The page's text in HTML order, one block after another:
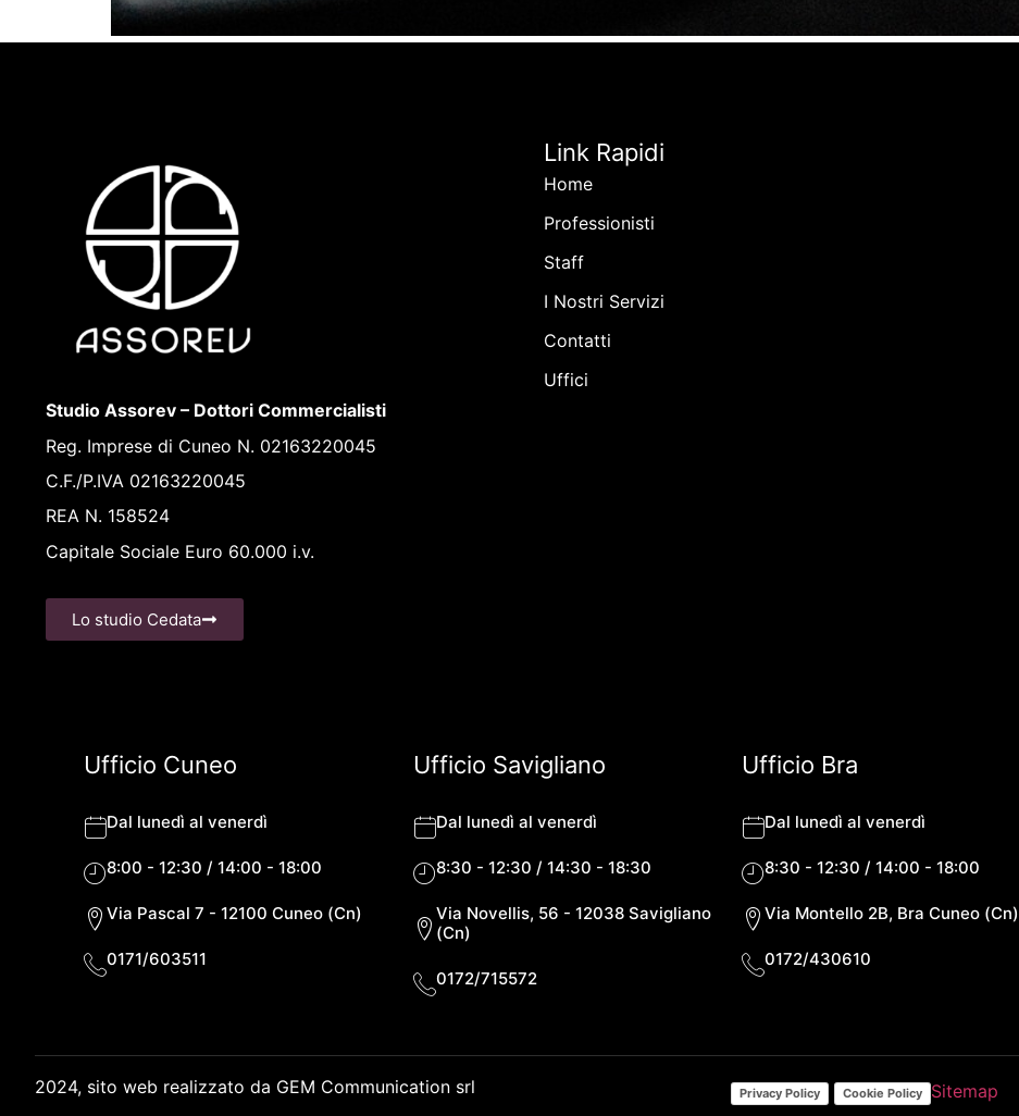
Studio Assorev – Dottori Commercialisti
Reg. Imprese di Cuneo N. 02163220045
C.F./P.IVA 02163220045
REA N. 158524
Capitale Sociale Euro 60.000 i.v.
Lo studio Cedata
Link Rapidi
Home
Professionisti
Staff
I Nostri Servizi
Contatti
Uffici
Ufficio Cuneo
Dal lunedì al venerdì
8:00 - 12:30 / 14:00 - 18:00
Via Pascal 7 - 12100 Cuneo (Cn)
0171/603511
Ufficio Savigliano
Dal lunedì al venerdì
8:30 - 12:30 / 14:30 - 18:30
Via Novellis, 56 - 12038 Savigliano
(Cn)
0172/715572
Ufficio Bra
Dal lunedì al venerdì
8:30 - 12:30 / 14:00 - 18:00
Via Montello 2B, Bra Cuneo (Cn)
0172/430610
2024, sito web realizzato da GEM Communication srl Privacy Policy Cookie Policy Sitemap